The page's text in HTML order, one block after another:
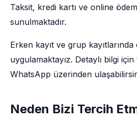
Taksit, kredi kartı ve online
sunulmaktadır.
Erken kayıt ve grup
uygulamaktayız. Detaylı bilgi
WhatsApp üzerinden
Neden Bizi Tercih